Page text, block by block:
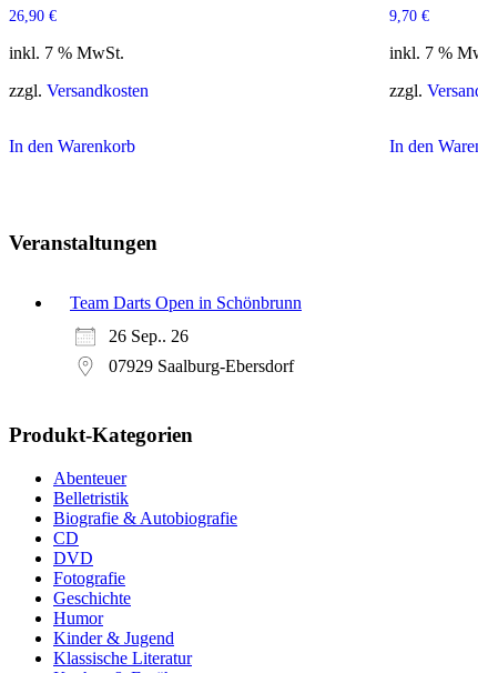
26,90 €
inkl. 7 % MwSt.
zzgl. Versandkosten
In den Warenkorb
9,70€
inkl. 7 %
zzgl.
In den
Veranstaltungen
Team Darts Open in Schönbrunn
26 Sep.. 26
07929 Saalburg-Ebersdorf
Produkt-Kategorien
Abenteuer
Belletristik
Biografie & Autobiografie
CD
DVD
Fotografie
Geschichte
Humor
Kinder & Jugend
Klassische Literatur